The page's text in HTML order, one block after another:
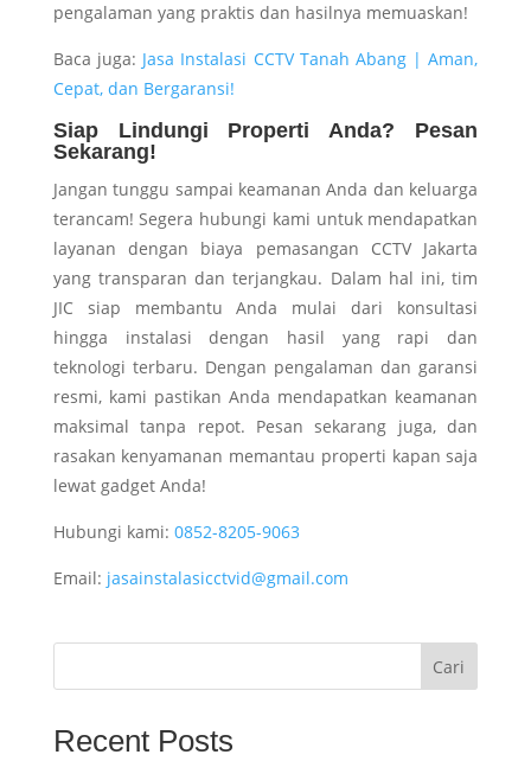
pengalaman yang praktis dan hasilnya memuaskan!
Baca juga: Jasa Instalasi CCTV Tanah Abang | Aman,
Cepat, dan Bergaransi!
Siap Lindungi Properti Anda? Pesan
Sekarang!
Jangan tunggu sampai keamanan Anda dan keluarga
terancam! Segera hubungi kami untuk mendapatkan
layanan dengan biaya pemasangan CCTV Jakarta
yang transparan dan terjangkau. Dalam hal ini, tim
JIC siap membantu Anda mulai dari konsultasi
hingga instalasi dengan hasil yang rapi dan
teknologi terbaru. Dengan pengalaman dan garansi
resmi, kami pastikan Anda mendapatkan keamanan
maksimal tanpa repot. Pesan sekarang juga, dan
rasakan kenyamanan memantau properti kapan saja
lewat gadget Anda!
Hubungi kami: 0852-8205-9063
Email: jasainstalasicctvid@gmail.com
Cari
Recent Posts